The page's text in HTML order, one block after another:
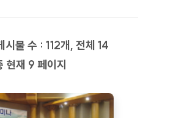
시물 수 : 112개, 전체 14
현재 9 페이지